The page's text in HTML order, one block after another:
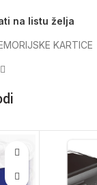
na listu želja
KARTICE